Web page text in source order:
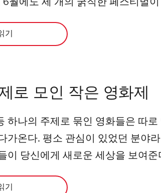
6월에도 세 개의 굵직한 페스티벌
기
로 모인 작은 영화제
하나의 주제로 묶인 영화들은 따
가온다. 평소 관심이 있었던 분야
이 당신에게 새로운 세상을 보여
기